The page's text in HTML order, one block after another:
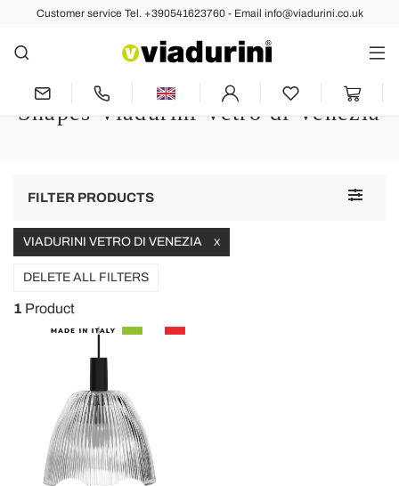
Customer service Tel. +390541623760 - Email info@viadurini.co.uk
Designer Pendant Lights -
Innovative Materials and Original
Shapes Viadurini Vetro di Venezia
Toggle
FILTER PRODUCTS
VIADURINI VETRO DI VENEZIA X
DELETE ALL FILTERS
1 Product